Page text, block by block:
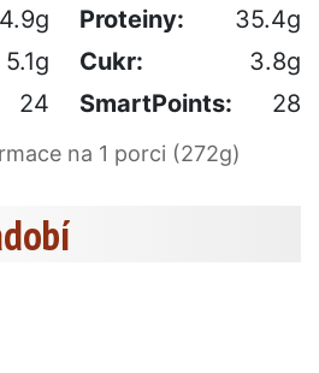
Proteiny:
35.4g
5.1g Cukr:
3.8g
24 SmartPoints: 28
na 1 porci (272g)